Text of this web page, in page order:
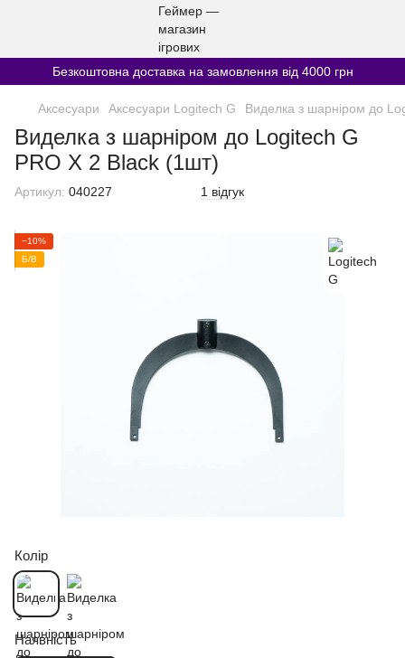
Безкоштовна доставка на замовлення від 4000 грн
Аксесуари Аксесуари Logitech G Виделка з шарніром до
Виделка з шарніром до Logitech G
PRO X 2 Black (1шт)
Артикул: 040227 1 відгук
−10%
Б/В
Колір
Наявність